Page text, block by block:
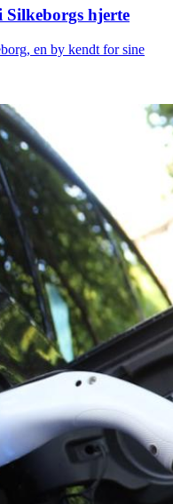
hjerte
en by kendt for sine